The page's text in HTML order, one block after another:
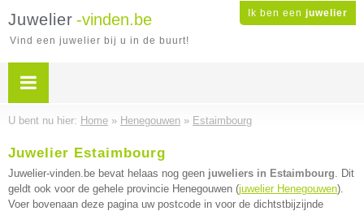
Ik ben een juwelier
Juwelier -vinden.be
Vind een juwelier bij u in de buurt!
U bent nu hier: Home » Henegouwen » Estaimbourg
Juwelier Estaimbourg
Juwelier-vinden.be bevat helaas nog geen juweliers in Estaimbourg. Dit
geldt ook voor de gehele provincie Henegouwen (juwelier Henegouwen).
Voer bovenaan deze pagina uw postcode in voor de dichtstbijzijnde